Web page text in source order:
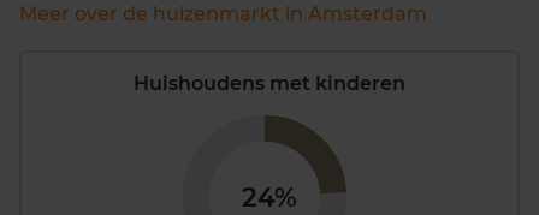
Meer over de huizenmarkt in Amsterdam
Huishoudens met kinderen
24%